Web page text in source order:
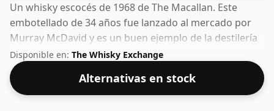
Un whisky escocés de 1968 de The Macallan. Este
embotellado de 34 años fue lanzado al mercado por
Murray McDavid y es un buen ejemplo de la destilería
de Speyside. La concentración embotellada de este
whisky es del 40,2%, que se sitúa en el extremo inferior
de la escala de whiskies. Aunque hoy en día muchos
consumidores presionan a los productores para que
Disponible en: The Whisky Exchange
Alternativas en stock